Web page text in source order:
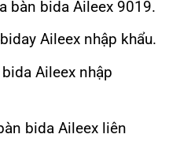
bàn bida Aileex 9019.
Aileex nhập khẩu.
Aileex nhập
bida Aileex liên